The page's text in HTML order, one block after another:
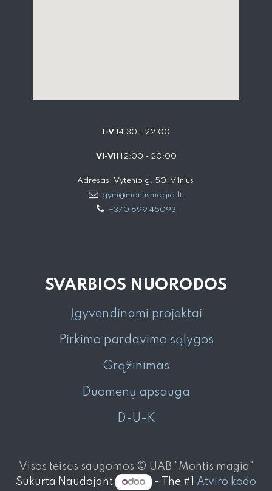
I-V14:30 - 22:00
VI-VII 12:00 - 20:00
Adresas: Vytenio g. 50, Vilnius
gym@montismagia.lt
+370 699 45093
SVARBIOS NUORODOS
Įgyvendinami projektai
Pirkimo pardavimo sąlygos
Grąžinimas
Duomenų apsauga
D-U-K
Visos teisės saugomos © UAB "Montis magia"
Sukurta Naudojant
- The #1 Atviro kodo